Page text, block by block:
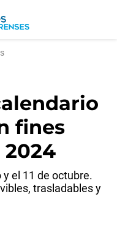
fines
y el 11 de octubre.
trasladables y